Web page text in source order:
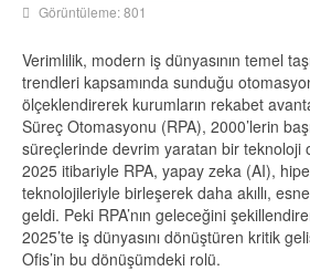
Görüntüleme: 801
Verimlilik, modern iş dünyasının temel
trendleri kapsamında sunduğu
ölçeklendirerek kurumların rekabet
Süreç Otomasyonu (RPA), 2000’lerin
süreçlerinde devrim yaratan bir teknoloji
2025 itibariyle RPA, yapay zeka (AI),
teknolojileriyle birleşerek daha akıllı,
geldi. Peki RPA’nın geleceğini
2025’te iş dünyasını dönüştüren kritik
Ofis’in bu dönüşümdeki rolü.